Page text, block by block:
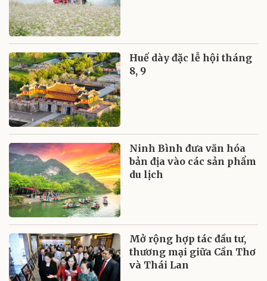
Huế dày đặc lễ hội tháng
8, 9
Ninh Bình đưa văn hóa
bản địa vào các sản phẩm
du lịch
Mở rộng hợp tác đầu tư,
thương mại giữa Cần Thơ
và Thái Lan